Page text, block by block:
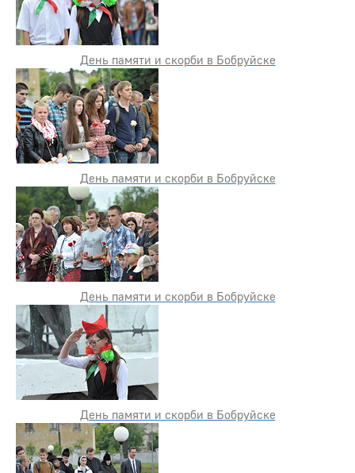
День памяти и скорби в Бобруйске
День памяти и скорби в Бобруйске
День памяти и скорби в Бобруйске
День памяти и скорби в Бобруйске